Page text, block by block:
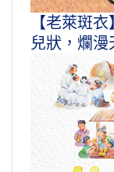
【老萊斑
兒狀，爛漫